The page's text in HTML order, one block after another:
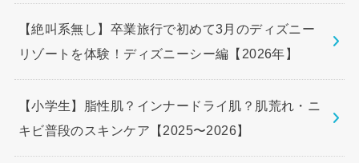
【絶叫系無し】卒業旅行で初めて3月のディズニー
リゾートを体験！ディズニーシー編【2026年】
【小学生】脂性肌？インナードライ肌？肌荒れ・ニ
キビ普段のスキンケア【2025〜2026】